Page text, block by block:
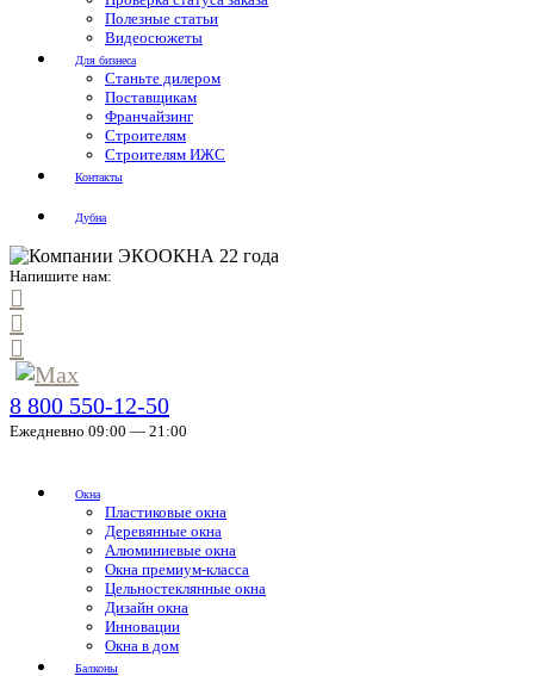
Полезные статьи
Видеосюжеты
Для бизнеса
Станьте дилером
Поставщикам
Франчайзинг
Строителям
Строителям ИЖС
Контакты
Дубна
Напишите нам:
8 800 550-12-50
Ежедневно 09:00 — 21:00
Окна
Пластиковые окна
Деревянные окна
Алюминиевые окна
Окна премиум-класса
Цельностеклянные окна
Дизайн окна
Инновации
Окна в дом
Балконы